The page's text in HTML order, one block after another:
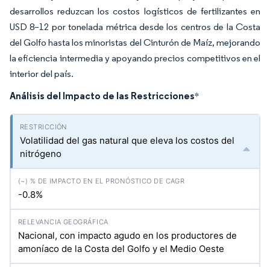
desarrollos reduzcan los costos logísticos de fertilizantes en
USD 8–12 por tonelada métrica desde los centros de la Costa
del Golfo hasta los minoristas del Cinturón de Maíz, mejorando
la eficiencia intermedia y apoyando precios competitivos en el
interior del país.
Análisis del Impacto de las Restricciones*
Volatilidad del gas natural que eleva los costos del
nitrógeno
-0.8%
Nacional, con impacto agudo en los productores de
amoníaco de la Costa del Golfo y el Medio Oeste